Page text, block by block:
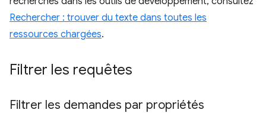
Rechercher : trouver du texte dans toutes les
ressources chargées.
Filtrer les requêtes
Filtrer les demandes par propriétés